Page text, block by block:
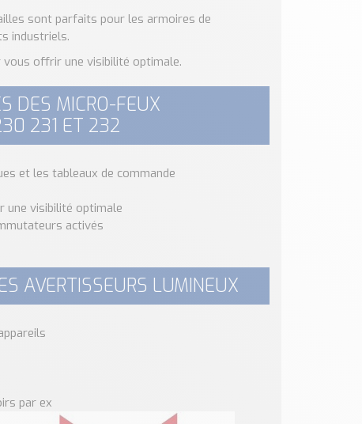
sont parfaits pour les armoires de
industriels.
vous offrir une visibilité optimale.
DES MICRO-FEUX
231 ET 232
et les tableaux de commande
une visibilité optimale
activés
AVERTISSEURS LUMINEUX
par ex